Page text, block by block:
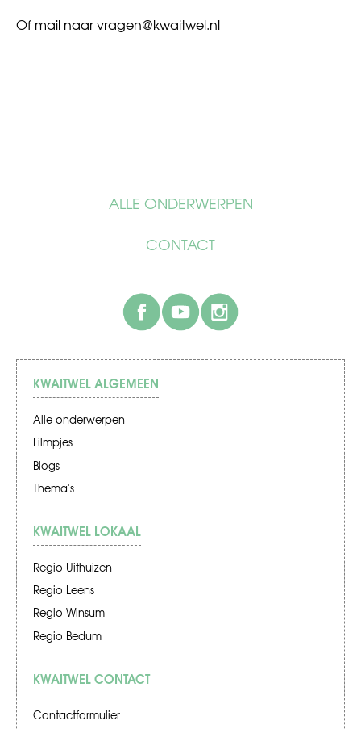
ALLE ONDERWERPEN
CONTACT
facebook
Of mail naarvragen@kwaitwel.nl
KWAITWEL ALGEMEEN
Alle onderwerpen
Filmpjes
Blogs
Thema's
KWAITWEL LOKAAL
Regio Uithuizen
Regio Leens
Regio Winsum
Regio Bedum
KWAITWEL CONTACT
Contactformulier